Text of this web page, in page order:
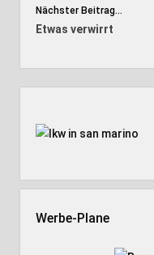
Nächster Beitrag...
Etwas verwirrt
Werbe-Plane